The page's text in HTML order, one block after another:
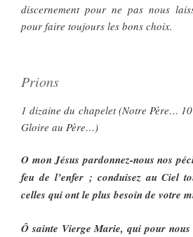
discernement pour ne pas nous
pour faire toujours les bons choix.
Prions
1 dizaine du chapelet (Notre Père…
Gloire au Père…)
O mon Jésus pardonnez-nous nos
feu de l’enfer ; conduisez au Ciel
celles qui ont le plus besoin de votre
Ô sainte Vierge Marie, qui pour